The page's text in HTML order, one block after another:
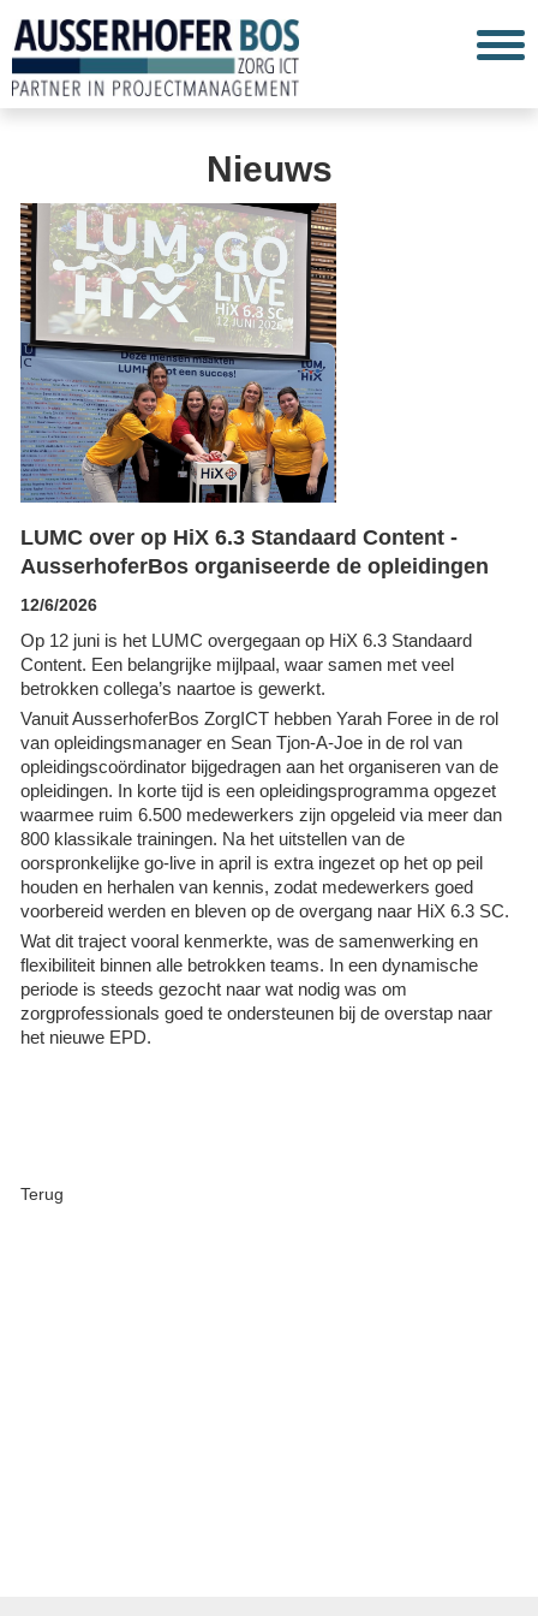
Nieuws
LUMC over op HiX 6.3 Standaard Content -
AusserhoferBos organiseerde de opleidingen
12/6/2026
Op 12 juni is het LUMC overgegaan op HiX 6.3 Standaard
Content. Een belangrijke mijlpaal, waar samen met veel
betrokken collega’s naartoe is gewerkt.
Vanuit AusserhoferBos ZorgICT hebben Yarah Foree in de rol
van opleidingsmanager en Sean Tjon-A-Joe in de rol van
opleidingscoördinator bijgedragen aan het organiseren van de
opleidingen. In korte tijd is een opleidingsprogramma opgezet
waarmee ruim 6.500 medewerkers zijn opgeleid via meer dan
800 klassikale trainingen. Na het uitstellen van de
oorspronkelijke go-live in april is extra ingezet op het op peil
houden en herhalen van kennis, zodat medewerkers goed
voorbereid werden en bleven op de overgang naar HiX 6.3 SC.
Wat dit traject vooral kenmerkte, was de samenwerking en
flexibiliteit binnen alle betrokken teams. In een dynamische
periode is steeds gezocht naar wat nodig was om
zorgprofessionals goed te ondersteunen bij de overstap naar
het nieuwe EPD.
Terug